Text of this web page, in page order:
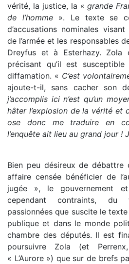
vérité, la justice, la «grande
de l’homme». Le texte se
d’accusations nominales
de l’armée et les responsables
Dreyfus et à Esterhazy. Zola
précisant qu’il est
diffamation. « C’est
ajoute-t-il, sans cacher son
j’accomplis ici n’est qu’un
hâter l’explosion de la vérité et
ose donc me traduire en
l’enquête ait lieu au grand jour !
Bien peu désireux de débattre
affaire censée bénéficier de
jugée », le gouvernement
cependant contraints,
passionnées que suscite le
publique et dans le monde
chambre des députés. Il est
poursuivre Zola (et
« L’Aurore ») que sur de brefs